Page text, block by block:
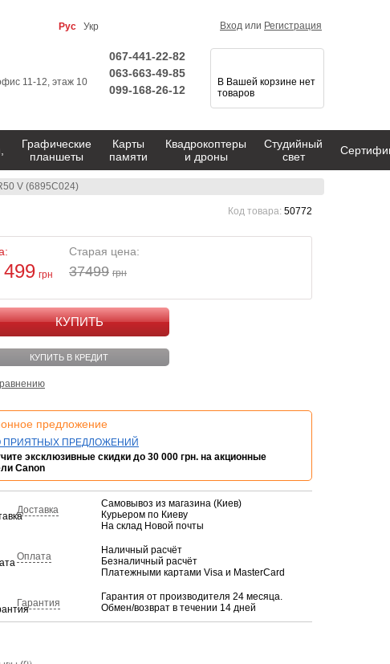
V (6895C024)
Код товара: 50772
499 грн
Старая цена:
37499 грн
КУПИТЬ
КУПИТЬ В КРЕДИТ
предложение
ПРИЯТНЫХ ПРЕДЛОЖЕНИЙ
эксклюзивные скидки до 30 000 грн. на акционные
Canon
Доставка
Самовывоз из магазина (Киев)
Курьером по Киеву
На склад Новой почты
Оплата
Наличный расчёт
Безналичный расчёт
Платежными картами Visa и MasterCard
Гарантия
Гарантия от производителя 24 месяца.
Обмен/возврат в течении 14 дней
Рус Укр Вход или Регистрация
11-12, этаж 10
067-441-22-82
063-663-49-85
099-168-26-12
В Вашей корзине нет
товаров
Графические
планшеты
Карты
памяти
Квадрокоптеры
и дроны
Студийный
свет